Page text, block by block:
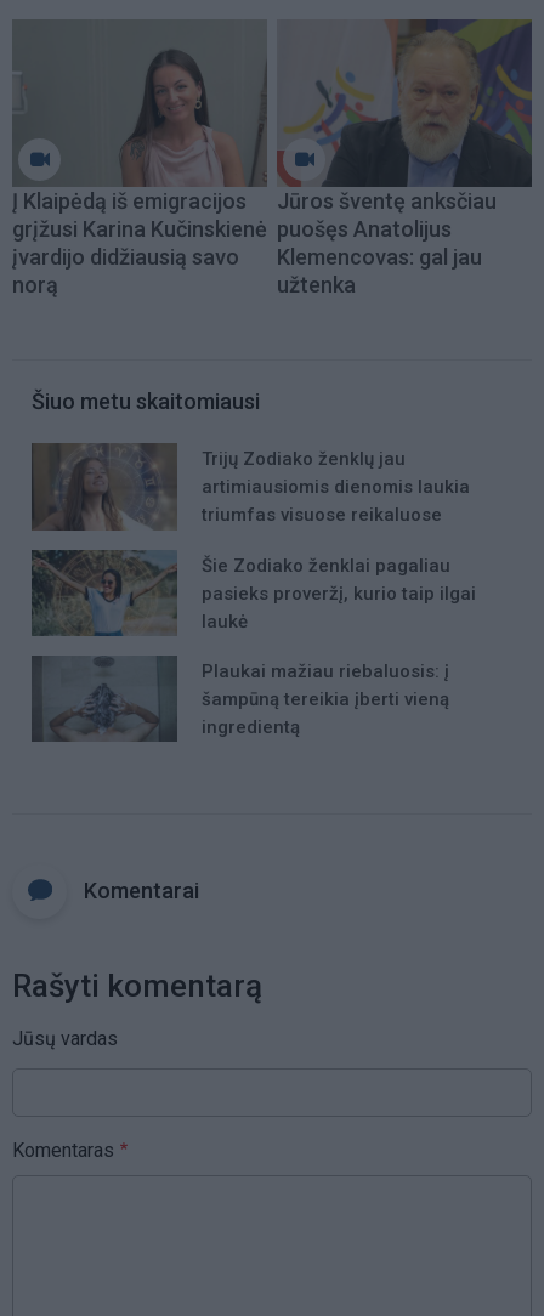
Į Klaipėdą iš emigracijos
grįžusi Karina Kučinskienė
įvardijo didžiausią savo
norą
Jūros šventę anksčiau
puošęs Anatolijus
Klemencovas: gal jau
užtenka
Šiuo metu skaitomiausi
Trijų Zodiako ženklų jau
artimiausiomis dienomis laukia
triumfas visuose reikaluose
Šie Zodiako ženklai pagaliau
pasieks proveržį, kurio taip ilgai
laukė
Plaukai mažiau riebaluosis: į
šampūną tereikia įberti vieną
ingredientą
Komentarai
Rašyti komentarą
Jūsų vardas
Komentaras